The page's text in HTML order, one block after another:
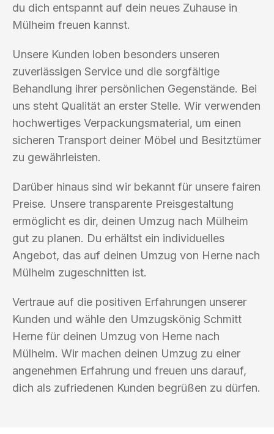
du dich entspannt auf dein neues Zuhause in
Mülheim freuen kannst.
Unsere Kunden loben besonders unseren
zuverlässigen Service und die sorgfältige
Behandlung ihrer persönlichen Gegenstände. Bei
uns steht Qualität an erster Stelle. Wir verwenden
hochwertiges Verpackungsmaterial, um einen
sicheren Transport deiner Möbel und Besitztümer
zu gewährleisten.
Darüber hinaus sind wir bekannt für unsere fairen
Preise. Unsere transparente Preisgestaltung
ermöglicht es dir, deinen Umzug nach Mülheim
gut zu planen. Du erhältst ein individuelles
Angebot, das auf deinen Umzug von Herne nach
Mülheim zugeschnitten ist.
Vertraue auf die positiven Erfahrungen unserer
Kunden und wähle den Umzugskönig Schmitt
Herne für deinen Umzug von Herne nach
Mülheim. Wir machen deinen Umzug zu einer
angenehmen Erfahrung und freuen uns darauf,
dich als zufriedenen Kunden begrüßen zu dürfen.